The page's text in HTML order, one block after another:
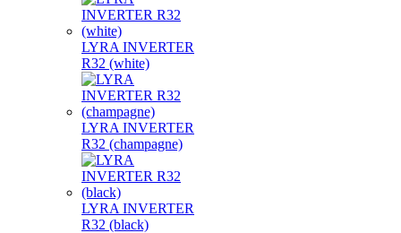
LYRA INVERTER
R32 (white)
LYRA INVERTER
R32 (champagne)
LYRA INVERTER
R32 (black)